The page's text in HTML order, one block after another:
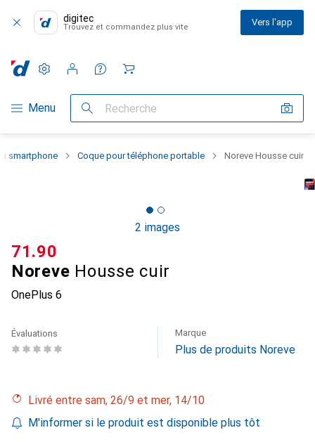
digitec
Trouvez et commandez plus vite Vers l'app
Navigation par catégorie
Menu Recherche
Paramètres
Compte client
Listes de comparaison
Listes d'envies
Panier
smartphone Coque pour téléphone portable Noreve Housse cuir
2 images
Noreve Housse cuir
OnePlus 6
CHF
71.90
Évaluations Marque
Plus de produits Noreve
Livré entre sam, 26/9 et mer, 14/10
M'informer si le produit est disponible plus tôt